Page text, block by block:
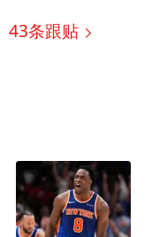
43条跟贴